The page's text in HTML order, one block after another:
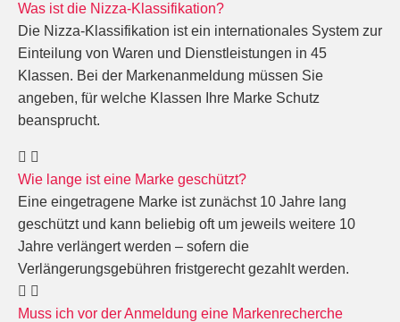
Was ist die Nizza-Klassifikation?
Die Nizza-Klassifikation ist ein internationales System zur
Einteilung von Waren und Dienstleistungen in 45
Klassen. Bei der Markenanmeldung müssen Sie
angeben, für welche Klassen Ihre Marke Schutz
beansprucht.
Wie lange ist eine Marke geschützt?
Eine eingetragene Marke ist zunächst 10 Jahre lang
geschützt und kann beliebig oft um jeweils weitere 10
Jahre verlängert werden – sofern die
Verlängerungsgebühren fristgerecht gezahlt werden.
Muss ich vor der Anmeldung eine Markenrecherche